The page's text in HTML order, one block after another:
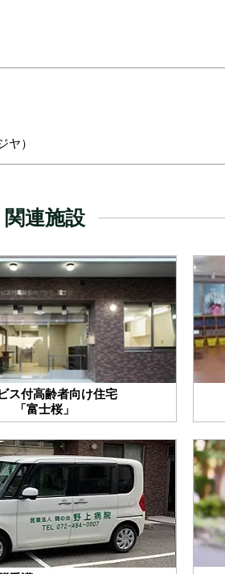
）
関連施設
ス付高齢者向け住宅
「富士桜」